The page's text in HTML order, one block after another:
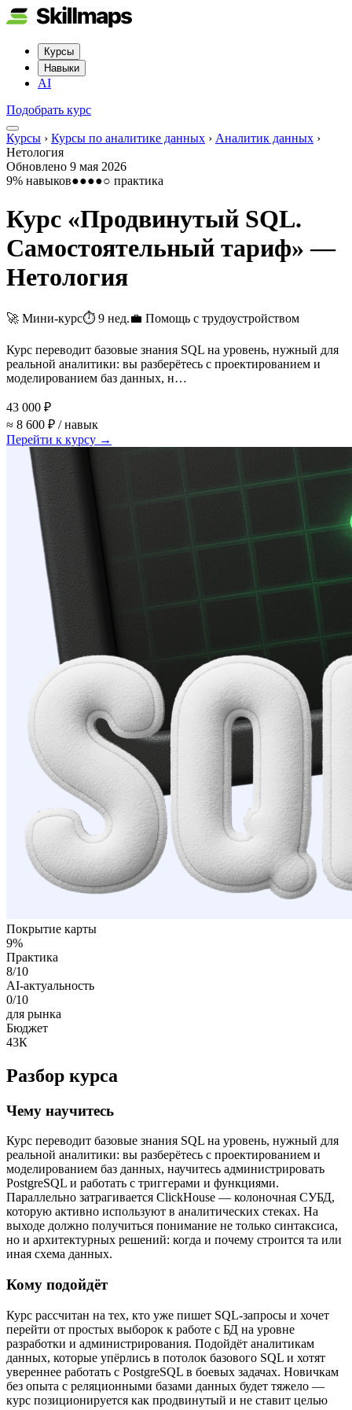
Курсы
Навыки
AI
Подобрать курс
Курсы › Курсы по аналитике данных › Аналитик данных ›
Нетология
Обновлено 9 мая 2026
9% навыков●●●●○ практика
Курс «Продвинутый SQL.
Самостоятельный тариф» —
Нетология
🚀 Мини-курс⏱ 9 нед.💼 Помощь с трудоустройством
Курс переводит базовые знания SQL на уровень, нужный для
реальной аналитики: вы разберётесь с проектированием и
моделированием баз данных, н…
43 000 ₽
≈ 8 600 ₽ / навык
Перейти к курсу →
Покрытие карты
9%
Практика
8/10
AI-актуальность
0/10
для рынка
Бюджет
43К
Разбор курса
Чему научитесь
Курс переводит базовые знания SQL на уровень, нужный для
реальной аналитики: вы разберётесь с проектированием и
моделированием баз данных, научитесь администрировать
PostgreSQL и работать с триггерами и функциями.
Параллельно затрагивается ClickHouse — колоночная СУБД,
которую активно используют в аналитических стеках. На
выходе должно получиться понимание не только синтаксиса,
но и архитектурных решений: когда и почему строится та или
иная схема данных.
Кому подойдёт
Курс рассчитан на тех, кто уже пишет SQL-запросы и хочет
перейти от простых выборок к работе с БД на уровне
разработки и администрирования. Подойдёт аналитикам
данных, которые упёрлись в потолок базового SQL и хотят
увереннее работать с PostgreSQL в боевых задачах. Новичкам
без опыта с реляционными базами данных будет тяжело —
курс позиционируется как продвинутый и не ставит целью